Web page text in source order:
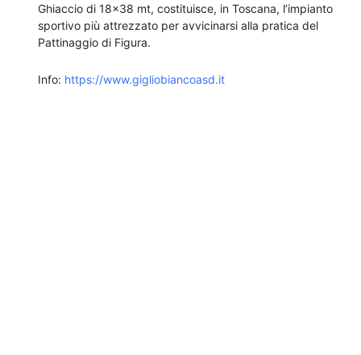
Ghiaccio di 18×38 mt, costituisce, in Toscana, l’impianto
sportivo più attrezzato per avvicinarsi alla pratica del
Pattinaggio di Figura.
Info: https://www.gigliobiancoasd.it